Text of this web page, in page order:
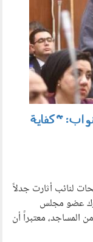
"كفاية
لنائب أثارت جدلاً
عضو مجلس
المساجد، معتبراً أن